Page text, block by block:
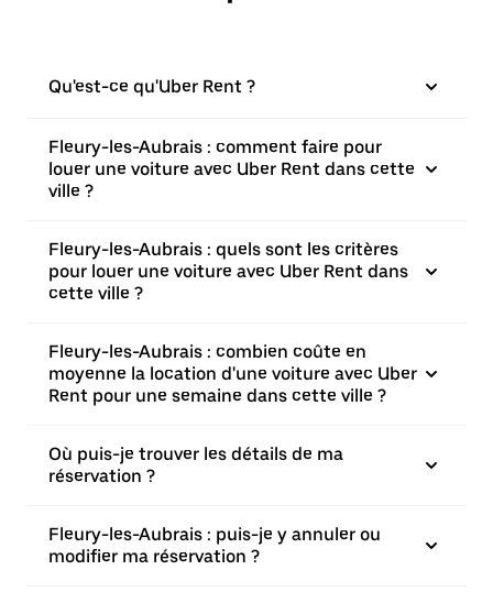
Qu'est-ce qu'Uber Rent ?
Fleury-les-Aubrais : comment faire pour
louer une voiture avec Uber Rent dans cette
ville ?
Fleury-les-Aubrais : quels sont les critères
pour louer une voiture avec Uber Rent dans
cette ville ?
Fleury-les-Aubrais : combien coûte en
moyenne la location d'une voiture avec Uber
Rent pour une semaine dans cette ville ?
Où puis-je trouver les détails de ma
réservation ?
Fleury-les-Aubrais : puis-je y annuler ou
modifier ma réservation ?